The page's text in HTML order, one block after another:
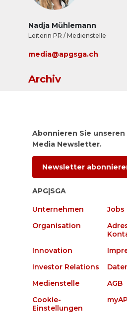
Nadja Mühlemann
Leiterin PR / Medienstelle
media@apgsga.ch
Archiv
Abonnieren Sie
Media Newsletter.
Newsletter
APG|SGA
Unternehmen
Jobs
Organisation
Innovation
Investor Relations
Medienstelle
AGB
Cookie-
Einstellungen